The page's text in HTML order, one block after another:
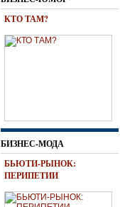
КТО ТАМ?
БИЗНЕС-МОДА
БЬЮТИ-РЫНОК:
ПЕРИПЕТИИ